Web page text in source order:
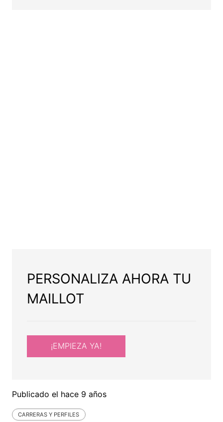
PERSONALIZA AHORA TU
MAILLOT
¡EMPIEZA YA!
Publicado el hace 9 años
CARRERAS Y PERFILES